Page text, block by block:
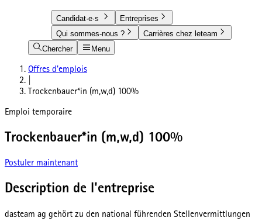
Candidat·e·s
Entreprises
Qui sommes-nous ?
Carrières chez leteam
Chercher
Menu
Offres d'emplois
Trockenbauer*in (m,w,d) 100%
Emploi temporaire
Trockenbauer*in (m,w,d) 100%
Postuler maintenant
Description de l'entreprise
dasteam ag gehört zu den national führenden Stellenvermittlungen